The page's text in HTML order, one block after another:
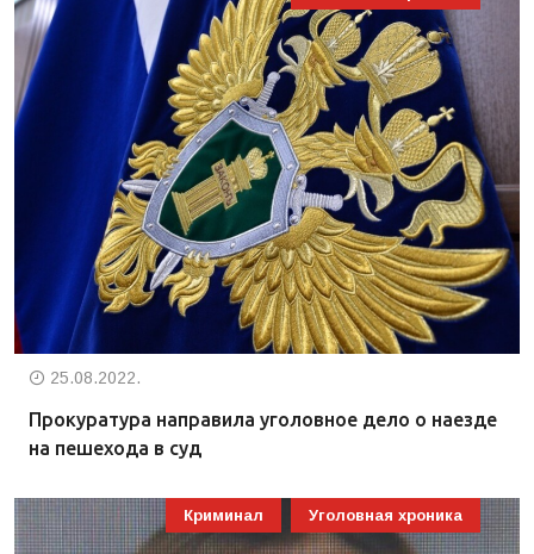
25.08.2022.
Прокуратура направила уголовное дело о наезде
на пешехода в суд
Криминал Уголовная хроника